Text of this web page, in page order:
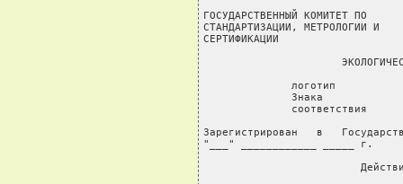
ГОСУДАРСТВЕННЫЙ КОМИТЕТ ПО
СТАНДАРТИЗАЦИИ, МЕТРОЛОГИИ
СЕРТИФИКАЦИИ
логотип
Знака
соответствия
Зарегистрирован   в
"___" ____________ _____ г.